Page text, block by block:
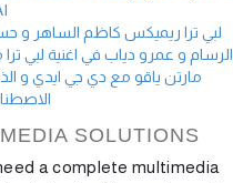
لبي ترا ريميكس كاظم الساهر و
الرسام و عمرو دياب في اغنية لبي
مارتن ياقو مع دي جي ايدي و
SOLUTIONS
a complete multimedia